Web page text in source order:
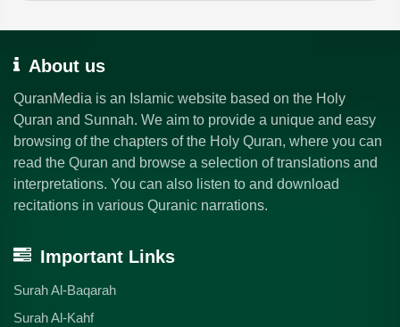
About us
QuranMedia is an Islamic website based on the Holy
Quran and Sunnah. We aim to provide a unique and easy
browsing of the chapters of the Holy Quran, where you can
read the Quran and browse a selection of translations and
interpretations. You can also listen to and download
recitations in various Quranic narrations.
Important Links
Surah Al-Baqarah
Surah Al-Kahf